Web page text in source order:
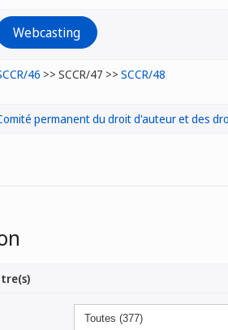
Webcasting
46 >> SCCR/47 >> SCCR/48
permanent du droit d'auteur et des